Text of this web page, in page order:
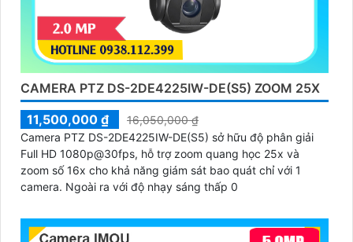
CAMERA PTZ DS-2DE4225IW-DE(S5) ZOOM 25X
11,500,000 ₫
16,050,000 ₫
Camera PTZ DS-2DE4225IW-DE(S5) sở hữu độ phân giải
Full HD 1080p@30fps, hỗ trợ zoom quang học 25x và
zoom số 16x cho khả năng giám sát bao quát chỉ với 1
camera. Ngoài ra với độ nhạy sáng thấp 0